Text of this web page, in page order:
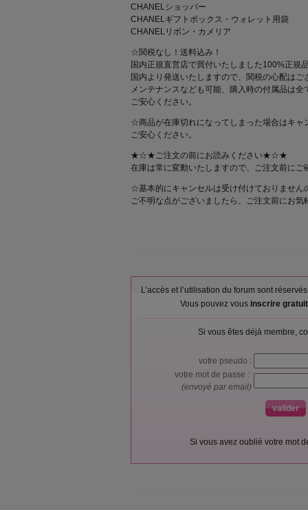
CHANELショッパー
CHANELギフトボックス・ウォレット用袋
CHANELリボン・カメリア
☆関税なし！送料込み！
国内正規直営店で買付いたしました100%正規
国内より発送いたしますので、関税の心配はご
メンテナンスなども可能、購入時の付属品は全
ご安心ください。
☆商品が在庫切れになってしまった場合はキャ
ご安心ください。
★☆★ご注文の前にお読みください★☆★
在庫は常に変動いたしますので、ご注文前にご
☆基本的にキャンセルは受け付けておりません
ご不明な点がございましたら、ご注文前にお気
L’accès et l’utilisation du forum sont
Vous pouvez vous inscrire
Si vous êtes déjà membre,
votre pseudo :
votre mot de passe :
(envoyé par email)
Si vous avez oublié votre mot